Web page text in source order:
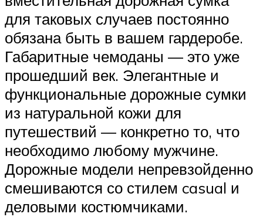
для таковых случаев постоянно
обязана быть в вашем гардеробе.
Габаритные чемоданы — это уже
прошедший век. Элегантные и
функциональные дорожные сумки
из натуральной кожи для
путешествий — конкретно то, что
необходимо любому мужчине.
Дорожные модели непревзойденно
смешиваются со стилем casual и
деловыми костюмчиками.